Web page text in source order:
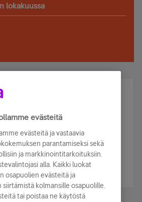
lokakuussa
osallistu ja voita!
ja olet mukana arvonnassa.
evästeitä
evästeitä ja vastaavia
parantamiseksi sekä
ja markkinointitarkoituksiin.
alla. Kaikki luokat
osapuolien evästeitä ja
kolmansille osapuolille.
tai poistaa ne käytöstä